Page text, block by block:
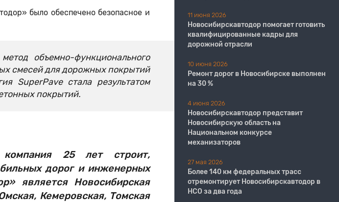
было обеспечено безопасное и
объемно-функционального
смесей для дорожных покрытий
SuperPave стала результатом
покрытий.
компания 25 лет строит,
дорог и инженерных
является Новосибирская
Кемеровская, Томская
11 июня 2026
​​​​​​​Новосибирскавтодор помогает готовить
квалифицированные кадры для
дорожной отрасли
10 июня 2026
Ремонт дорог в Новосибирске выполнен
на 30 %
4 июня 2026
Новосибирскавтодор представит
Новосибирскую область на
Национальном конкурсе
механизаторов
27 мая 2026
Более 140 км федеральных трасс
отремонтирует Новосибирскавтодор в
НСО за два года